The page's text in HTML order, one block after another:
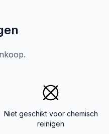
Niet geschikt voor chemisch
reinigen